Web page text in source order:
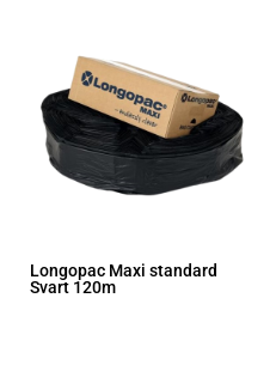
Longopac Maxi standard
Svart 120m